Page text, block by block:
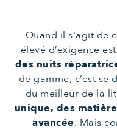
Quand il s'agit de
élevé d’exigence
des nuits
de gamme, c’est
du meilleur de la
unique, des
avancée. Mais